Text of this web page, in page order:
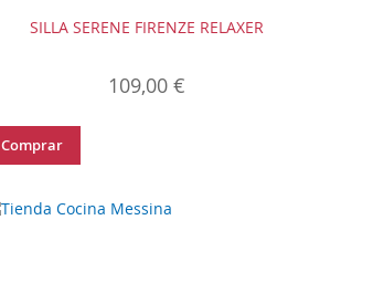
SILLA SERENE FIRENZE RELAXER
109,00 €
Comprar